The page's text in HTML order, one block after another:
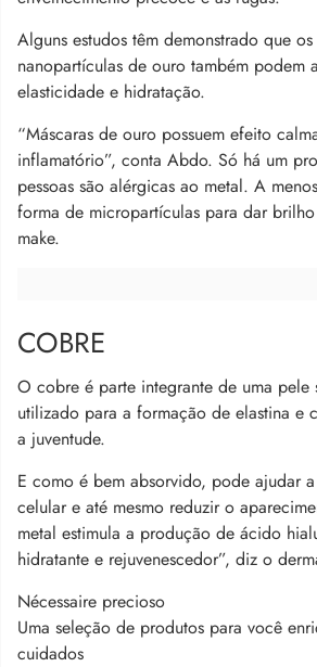
Alguns estudos têm demonstrado que
nanopartículas de ouro também podem
elasticidade e hidratação.
“Máscaras de ouro possuem efeito
inflamatório”, conta Abdo. Só há um
pessoas são alérgicas ao metal. A
forma de micropartículas para dar
make.
COBRE
O cobre é parte integrante de uma pele
utilizado para a formação de elastina e
a juventude.
E como é bem absorvido, pode ajudar
celular e até mesmo reduzir o
metal estimula a produção de ácido
hidratante e rejuvenescedor”, diz o
Nécessaire precioso
Uma seleção de produtos para você
cuidados